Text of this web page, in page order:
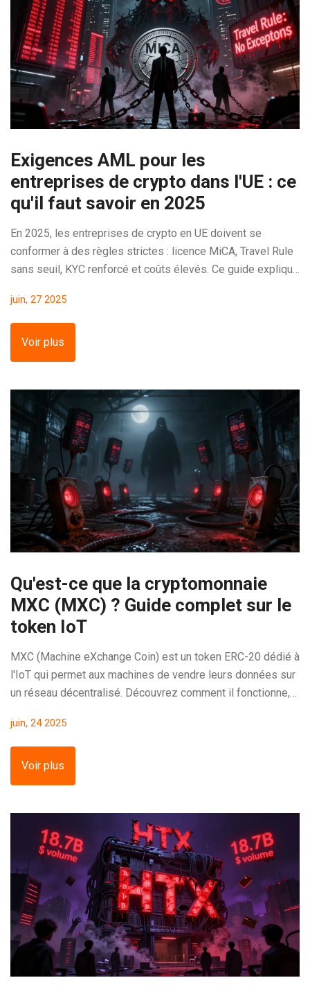
Exigences AML pour les
entreprises de crypto dans l'UE : ce
qu'il faut savoir en 2025
En 2025, les entreprises de crypto en UE doivent se
conformer à des règles strictes : licence MiCA, Travel Rule
sans seuil, KYC renforcé et coûts élevés. Ce guide explique
survivre dans ce nouveau cadre.
juin, 27 2025
Voir plus
Qu'est-ce que la cryptomonnaie
MXC (MXC) ? Guide complet sur le
token IoT
MXC (Machine eXchange Coin) est un token ERC-20 dédié à
l'IoT qui permet aux machines de vendre leurs données sur
un réseau décentralisé. Découvrez comment il fonctionne,
juin, 24 2025
Voir plus